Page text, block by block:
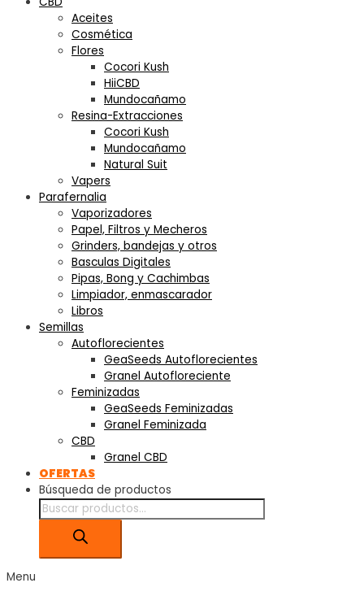
Aceites
Cosmética
Flores
Cocori Kush
HiiCBD
Mundocañamo
Resina-Extracciones
Cocori Kush
Mundocañamo
Natural Suit
Vapers
Parafernalia
Vaporizadores
Papel, Filtros y Mecheros
Grinders, bandejas y otros
Basculas Digitales
Pipas, Bong y Cachimbas
Limpiador, enmascarador
Libros
Semillas
Autoflorecientes
GeaSeeds Autoflorecientes
Granel Autofloreciente
Feminizadas
GeaSeeds Feminizadas
Granel Feminizada
CBD
Granel CBD
OFERTAS
Búsqueda de productos
Menu